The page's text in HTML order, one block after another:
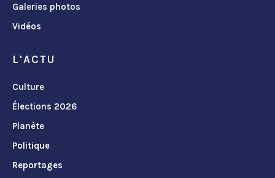
Galeries photos
Vidéos
L'ACTU
Culture
Élections 2026
Planète
Politique
Reportages